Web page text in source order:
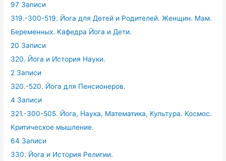
97 Записи
319.-300-519. Йога для Детей и Родителей. Женщин. Мам.
Беременных. Кафедра Йога и Дети.
20 Записи
320. Йога и История Науки.
2 Записи
320.-520. Йога для Пенсионеров.
4 Записи
321.-300-505. Йога, Наука, Математика, Культура. Космос.
Критическое мышление.
64 Записи
330. Йога и История Религии.